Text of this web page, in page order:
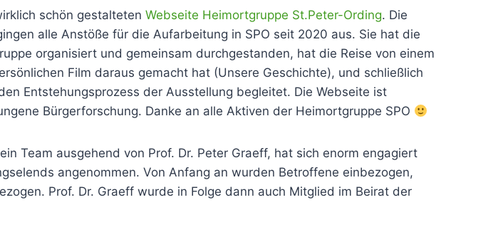
schön gestalteten Webseite Heimortgruppe St.Peter-Ording. Die
alle Anstöße für die Aufarbeitung in SPO seit 2020 aus. Sie hat die
organisiert und gemeinsam durchgestanden, hat die Reise von einem
Film daraus gemacht hat (Unsere Geschichte), und schließlich
Entstehungsprozess der Ausstellung begleitet. Die Webseite ist
Bürgerforschung. Danke an alle Aktiven der Heimortgruppe SPO
Team ausgehend von Prof. Dr. Peter Graeff, hat sich enorm engagiert
angenommen. Von Anfang an wurden Betroffene einbezogen,
Prof. Dr. Graeff wurde in Folge dann auch Mitglied im Beirat der